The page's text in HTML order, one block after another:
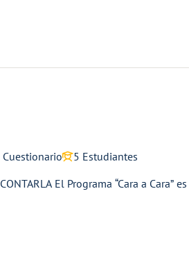
Cuestionario
5 Estudiantes
El Programa “Cara a Cara”